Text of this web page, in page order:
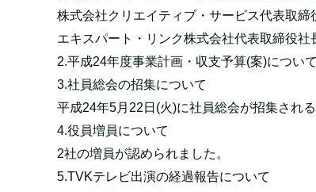
株式会社クリエイティブ・サービス代表取締
エキスパート・リンク株式会社代表取締役社
2.平成24年度事業計画・収支予算(案)について
3.社員総会の招集について
平成24年5月22日(火)に社員総会が招集され
4.役員増員について
2社の増員が認められました。
5.TVKテレビ出演の経過報告について